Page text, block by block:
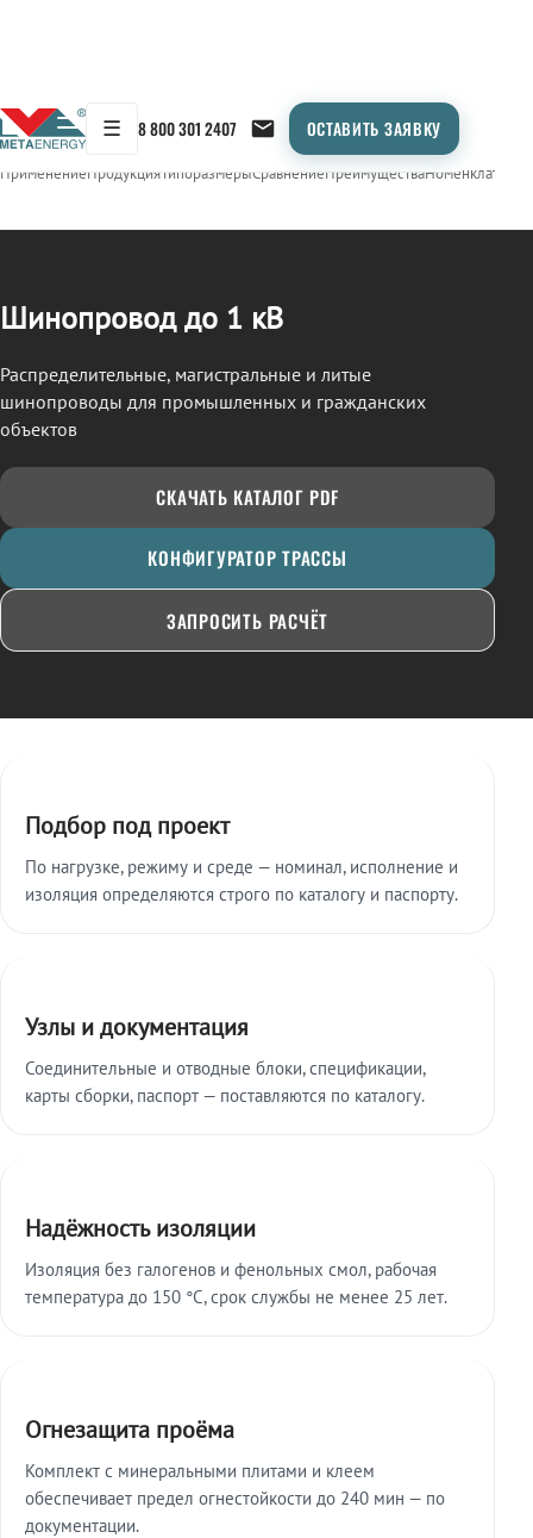
☰ 8 800 301 2407 ОСТАВИТЬ ЗАЯВКУ
← Продукция/ШИНОПРОВОД
ПрименениеПродукцияТипоразмерыСравнениеПреимуществаНоменклатура
Шинопровод до 1 кВ
Распределительные, магистральные и литые
шинопроводы для промышленных и гражданских
объектов
СКАЧАТЬ КАТАЛОГ PDF
КОНФИГУРАТОР ТРАССЫ
ЗАПРОСИТЬ РАСЧЁТ
Подбор под проект
По нагрузке, режиму и среде — номинал, исполнение и
изоляция определяются строго по каталогу и паспорту.
Узлы и документация
Соединительные и отводные блоки, спецификации,
карты сборки, паспорт — поставляются по каталогу.
Надёжность изоляции
Изоляция без галогенов и фенольных смол, рабочая
температура до 150 °C, срок службы не менее 25 лет.
Огнезащита проёма
Комплект с минеральными плитами и клеем
обеспечивает предел огнестойкости до 240 мин — по
документации.